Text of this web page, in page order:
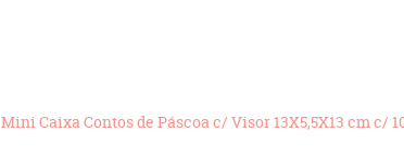
Mini Caixa Contos de Páscoa c/ Visor 13X5,5X13 cm c/